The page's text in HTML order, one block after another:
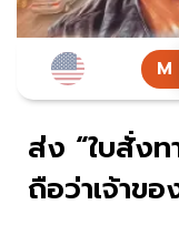
ส่ง “ใบสั่ง
ถือว่าเจ้าข